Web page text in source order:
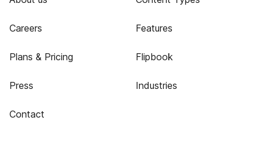
Careers
Plans & Pricing
Press
Contact
Features
Flipbook
Industries